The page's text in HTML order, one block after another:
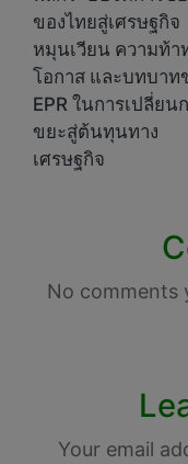
ของไทยสู่เศรษฐกิจ
หมุนเวียน ความท้า
โอกาส และบทบาท
EPR ในการเปลี่ยน
ขยะสู่ต้นทุนทาง
เศรษฐกิจ
No comments
Your email